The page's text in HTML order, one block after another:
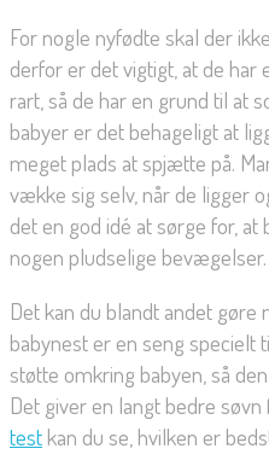
For nogle nyfødte skal der
derfor er det vigtigt, at de har
rart, så de har en grund til at
babyer er det behageligt at
meget plads at spjætte på.
vække sig selv, når de ligger
det en god idé at sørge for, at
nogen pludselige bevægelser.
Det kan du blandt andet gøre
babynest er en seng specielt
støtte omkring babyen, så
Det giver en langt bedre
test kan du se, hvilken er